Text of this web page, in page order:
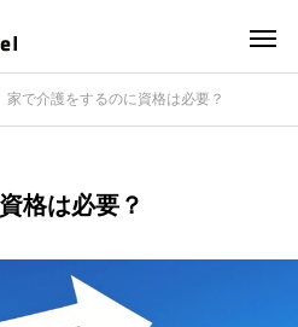
家で介護をするのに資格は必要？
格は必要？